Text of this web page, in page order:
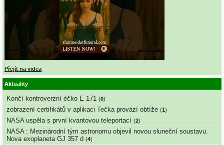
Přejít na videa
Aktuality
Končí kontroverzní éčko E 171 (0)
zobrazení certifikátů v aplikaci Tečka provází obtíže (1)
NASA uspěla s první kvantovou teleportací (2)
NASA : Mezinárodní tým astronomu objevil novou sluneční soustavu.
Nova exoplaneta GJ 357 d (4)